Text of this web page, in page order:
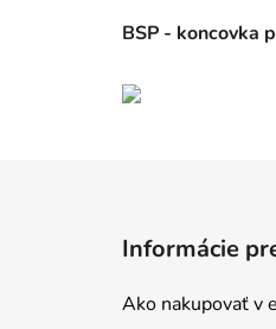
BSP - koncovka
Informácie
Ako nakupovať v